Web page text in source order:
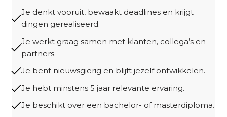
Je denkt vooruit, bewaakt deadlines en krijgt
dingen gerealiseerd.
Je werkt graag samen met klanten, collega’s en
partners.
Je bent nieuwsgierig en blijft jezelf ontwikkelen.
Je hebt minstens 5 jaar relevante ervaring.
Je beschikt over een bachelor- of masterdiploma.